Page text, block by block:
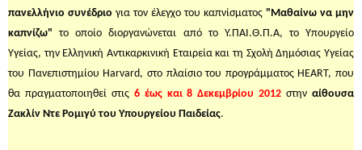
πανελλήνιο συνέδριο για τον έλεγχο του καπνίσματος "Μαθαίνω να μην
καπνίζω" το οποίο διοργανώνεται από το Υ.ΠΑΙ.Θ.Π.Α, το Υπουργείο
Υγείας, την Ελληνική Αντικαρκινική Εταιρεία και τη Σχολή Δημόσιας Υγείας
του Πανεπιστημίου Harvard, στο πλαίσιο του προγράμματος HEART, που
θα πραγματοποιηθεί στις 6 έως και 8 Δεκεμβρίου 2012 στηναίθουσα
Ζακλίν Ντε Ρομιγύ του Υπουργείου Παιδείας.